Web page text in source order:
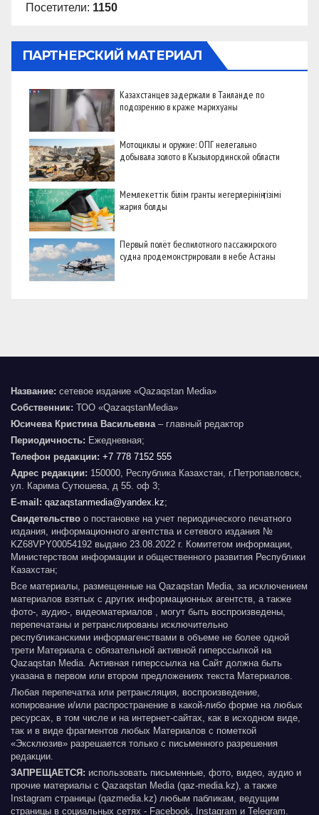
Посетители: 1150
ПАРТНЕРСКИЙ МАТЕРИАЛ
Казахстанцев задержали в Таиланде по
подозрению в краже марихуаны
Мотоциклы и оружие: ОПГ нелегально
добывала золото в Кызылординской области
Мемлекеттік білім гранты иегерлерінің тізімі
жария болды
Первый полёт беспилотного пассажирского
судна продемонстрировали в небе Астаны
Название: сетевое издание «Qazaqstan Media»
Собственник: ТОО «QazaqstanMedia»
Юсичева Кристина Васильевна – главный редактор
Периодичность: Ежедневная;
Телефон редакции: +7 778 7152 555
Адрес редакции: 150000, Республика Казахстан, г.Петропавловск,
ул. Карима Сутюшева, д 55. оф 3;
E-mail: qazaqstanmedia@yandex.kz;
Свидетельство о постановке на учет периодического печатного
издания, информационного агентства и сетевого издания №
KZ68VPY00054192 выдано 23.08.2022 г. Комитетом информации,
Министерством информации и общественного развития Республики
Казахстан;
Все материалы, размещенные на Qazaqstan Media, за исключением
материалов взятых с других информационных агентств, а также
фото-, аудио-, видеоматериалов , могут быть воспроизведены,
перепечатаны и ретранслированы исключительно
республиканскими информагенствами в объеме не более одной
трети Материала с обязательной активной гиперссылкой на
Qazaqstan Media. Активная гиперссылка на Сайт должна быть
указана в первом или втором предложениях текста Материалов.
Любая перепечатка или ретрансляция, воспроизведение,
копирование и/или распространение в какой-либо форме на любых
ресурсах, в том числе и на интернет-сайтах, как в исходном виде,
так и в виде фрагментов любых Материалов с пометкой
«Эксклюзив» разрешается только с письменного разрешения
редакции.
ЗАПРЕЩАЕТСЯ: использовать письменные, фото, видео, аудио и
прочие материалы с Qazaqstan Media (qaz-media.kz), а также
Instagram страницы (qazmedia.kz) любым пабликам, ведущим
страницы в социальных сетях - Facebook, Instagram и Telegram.